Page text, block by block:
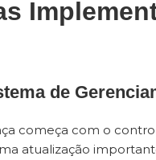
de
começa com o
atualização